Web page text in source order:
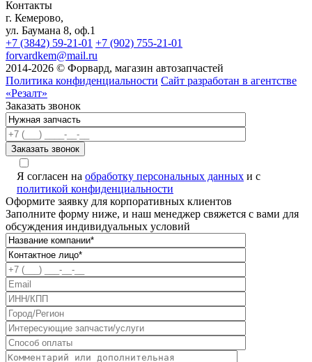
Контакты
г. Кемерово,
ул. Баумана 8, оф.1
+7 (3842) 59-21-01 +7 (902) 755-21-01
forvardkem@mail.ru
2014-2026 © Форвард, магазин автозапчастей
Политика конфиденциальности Сайт разработан в агентстве
«Резалт»
Заказать звонок
Я согласен на обработку персональных данных и с
политикой конфиденциальности
Оформите заявку для корпоративных клиентов
Заполните форму ниже, и наш менеджер свяжется с вами для
обсуждения индивидуальных условий